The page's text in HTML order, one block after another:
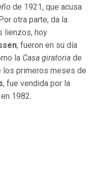
de 1921, que acusa
otra parte, da la
lienzos, hoy
, fueron en su día
la Casa giratoria de
los primeros meses de
, fue vendida por la
1982.